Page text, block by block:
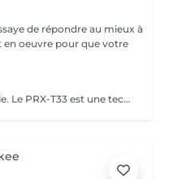
de répondre au mieux à
Traitement revitalisant sans aiguille. Le PRX-T33 est une technique de rajeunissement très efficace et non invasive. Il procure une hydratation profonde et immédiate . Le PRX-T33 est un traitement innovant qui permet de retrouver une peau éclatante et revitalisée,sans les inconvénients d'autres techniques invasives.